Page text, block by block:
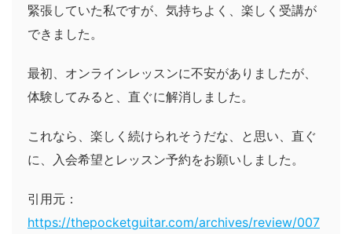
緊張していた私ですが、気持ちよく、楽しく受講が
できました。
最初、オンラインレッスンに不安がありましたが、
体験してみると、直ぐに解消しました。
これなら、楽しく続けられそうだな、と思い、直ぐ
に、入会希望とレッスン予約をお願いしました。
引用元：
https://thepocketguitar.com/archives/review/007